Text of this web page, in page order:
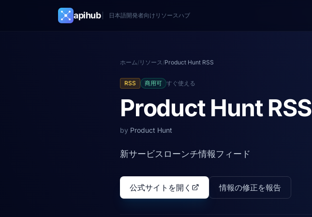
apihub 日本語開発者向けリソースハブ
ホーム/ リソース/Product Hunt RSS
RSS 商用可 すぐ使える
Product Hunt RSS
by Product Hunt
新サービスローンチ情報フィード
公式サイトを開く 情報の修正を報告